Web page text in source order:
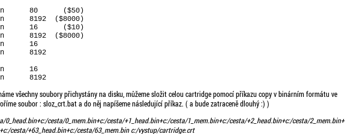
63_mem  bin	 8192
všechny soubory přichystány na disku, můžeme složit celou cartridge pomocí příkazu copy v binárním formátu ve
soubor : sloz_crt.bat a do něj napíšeme následující příkaz. ( a bude zatraceně dlouhý :) )
0_head.bin+c:/cesta/0_mem.bin+c:/cesta/+1_head.bin+c:/cesta/1_mem.bin+c:/cesta/+2_head.bin+c:/cesta/2_mem.bin+
cesta/+63_head.bin+c:/cesta/63_mem.bin c:/vystup/cartridge.crt